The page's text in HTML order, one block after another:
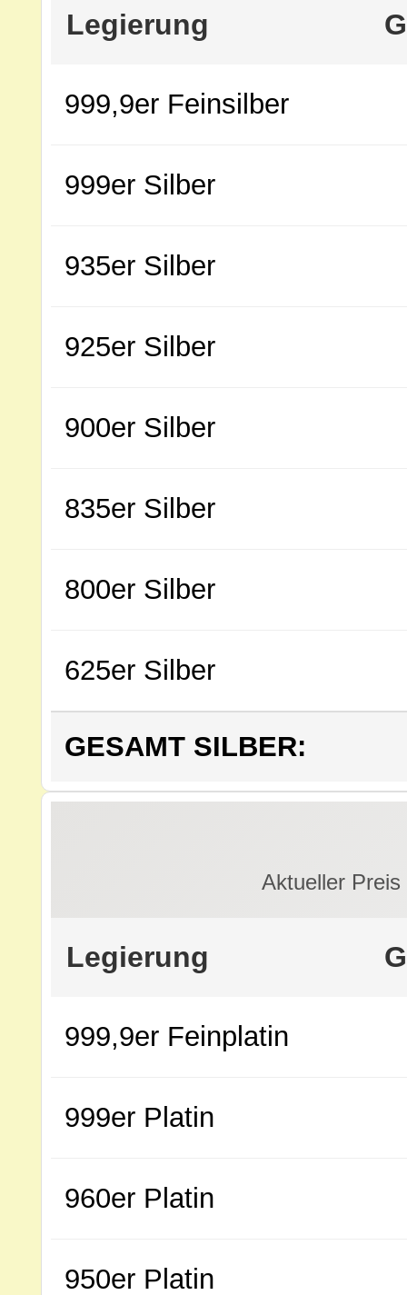
Legierung
999,9er Feinsilber
999er Silber
935er Silber
925er Silber
900er Silber
835er Silber
800er Silber
625er Silber
GESAMT SILBER:
Aktueller
Legierung
999,9er Feinplatin
999er Platin
960er Platin
950er Platin